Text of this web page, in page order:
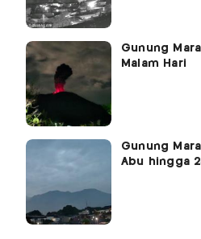
Gunung
Malam Hari
Gunung
Abu hingga